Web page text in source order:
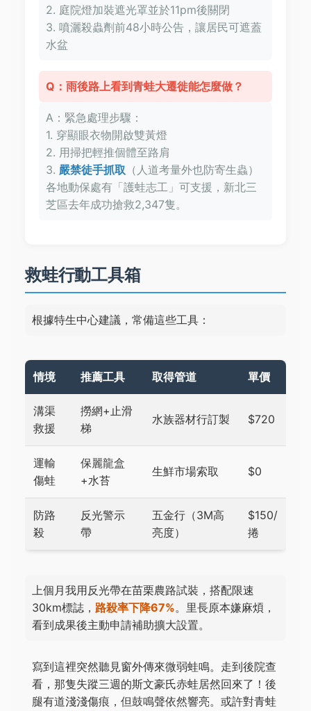
2. 庭院燈加裝遮光罩並於11pm後關閉
3. 噴灑殺蟲劑前48小時公告，讓居民可遮蓋
水盆
Q：雨後路上看到青蛙大遷徙能怎麼做？
A：緊急處理步驟：
1. 穿顯眼衣物開啟雙黃燈
2. 用掃把輕推個體至路肩
3. 嚴禁徒手抓取 （人道考量外也防寄生蟲）
各地動保處有「護蛙志工」可支援，新北三
芝區去年成功搶救2,347隻。
救蛙行動工具箱
根據特生中心建議，常備這些工具：
情境 推薦工具 取得管道 單價
溝渠
救援
撈網+止滑
梯
水族器材行訂製 $720
運輸
傷蛙
保麗龍盒
+水苔
生鮮市場索取 $0
防路
殺
反光警示
帶
五金行（3M高
亮度）
$150/
捲
上個月我用反光帶在苗栗農路試裝，搭配限速
30km標誌， 路殺率下降67%。里長原本嫌麻煩，
看到成果後主動申請補助擴大設置。
寫到這裡突然聽見窗外傳來微弱蛙鳴。走到後院查
看，那隻失蹤三週的斯文豪氏赤蛙居然回來了！後
腿有道淺淺傷痕，但鼓鳴聲依然響亮。或許對青蛙